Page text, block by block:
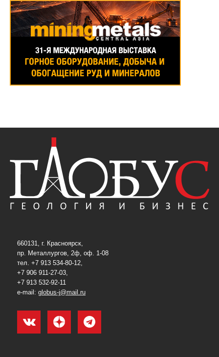
660131, г. Красноярск,
пр. Металлургов, 2ф, оф. 1-08
тел. +7 913 534-80-12,
+7 906 911-27-03,
+7 913 532-92-11
e-mail: globus-j@mail.ru